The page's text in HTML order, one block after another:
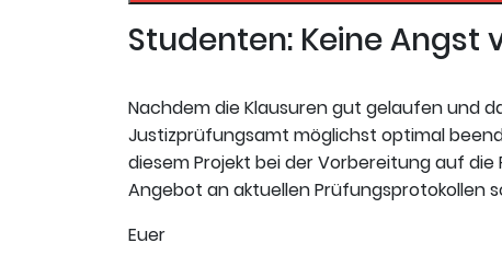
Studenten: Keine
Nachdem die Klausuren gut gelaufen und
Justizprüfungsamt möglichst optimal
diesem Projekt bei der Vorbereitung auf
Angebot an aktuellen Prüfungsprotokollen
Euer